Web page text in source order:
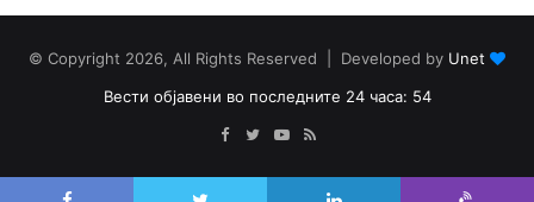
© Copyright 2026, All Rights Reserved | Developed by Unet
Вести објавени во последните 24 часа: 54
Facebook
TwitterYouTube
RSS